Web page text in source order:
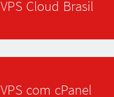
VPS Cloud Brasil
VPS com cPanel